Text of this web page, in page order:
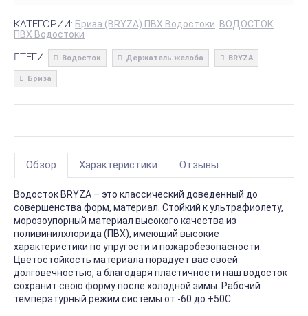
КАТЕГОРИИ: Бриза (BRYZA) ПВХ Водостоки ВОДОСТОК
ПВХ Водостоки
ТЕГИ: Водосток Держатель желоба BRYZA
Бриза
Обзор Характеристики Отзывы
Водосток BRYZA – это классический доведенный до
совершенства форм, материал. Стойкий к ультрафиолету,
морозоупорный материал высокого качества из
поливинилхлорида (ПВХ), имеющий высокие
характеристики по упругости и пожаробезопасности.
Цветостойкость материала порадует вас своей
долговечностью, а благодаря пластичности наш водосток
сохранит свою форму после холодной зимы. Рабочий
температурный режим системы от -60 до +50С.